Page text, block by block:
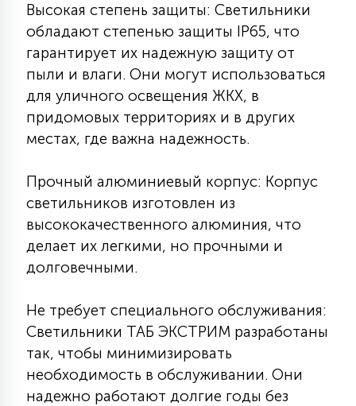
УПРАВЛЕНИЕ СВЕТОМ
КОМПЛЕКТУЮЩИЕ
СТЕКЛЯННЫЕ
ПОДВЕСНЫЕ
НАПОЛЬНЫЕ
НАСТЕННЫЕ
С УПРАВЛЕНИЕМ
Высокая степень защиты: Светильники
обладают степенью защиты IP65, что
гарантирует их надежную защиту от
пыли и влаги. Они могут использоваться
для уличного освещения ЖКХ, в
придомовых территориях и в других
местах, где важна надежность.
Прочный алюминиевый корпус: Корпус
светильников изготовлен из
высококачественного алюминия, что
делает их легкими, но прочными и
долговечными.
Не требует специального обслуживания:
Светильники ТАБ ЭКСТРИМ разработаны
так, чтобы минимизировать
необходимость в обслуживании. Они
надежно работают долгие годы без